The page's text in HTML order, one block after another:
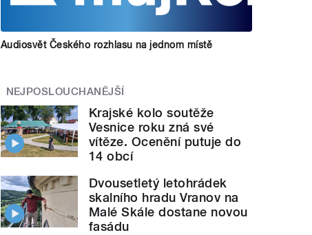
Audiosvět Českého rozhlasu na jednom místě
NEJPOSLOUCHANĚJŠÍ
Krajské kolo soutěže
Vesnice roku zná své
vítěze. Ocenění putuje do
14 obcí
Dvousetletý letohrádek
skalního hradu Vranov na
Malé Skále dostane novou
fasádu